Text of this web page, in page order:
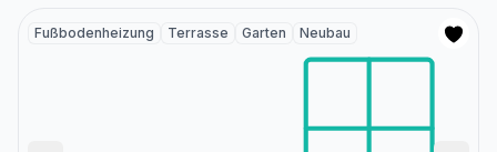
Fußbodenheizung Terrasse Garten Neubau